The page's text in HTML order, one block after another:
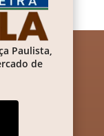
Paulista,
de